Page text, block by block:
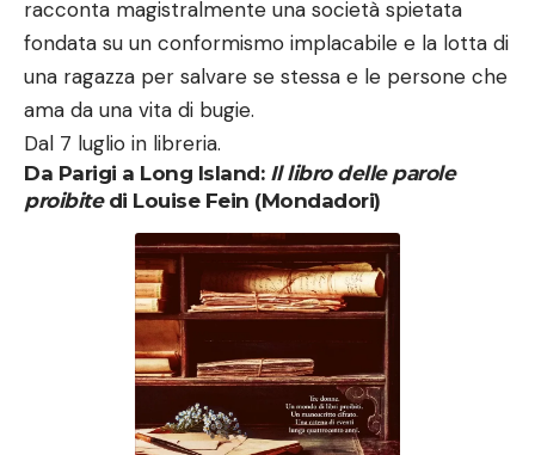
racconta magistralmente una società spietata
fondata su un conformismo implacabile e la lotta di
una ragazza per salvare se stessa e le persone che
ama da una vita di bugie.
Dal 7 luglio in libreria.
Da Parigi a Long Island: Il libro delle parole
proibitedi Louise Fein (Mondadori)